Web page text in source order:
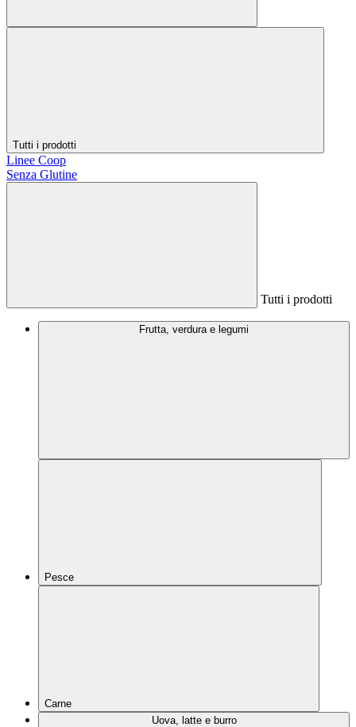
Tutti i prodotti
Linee Coop
Senza Glutine
Tutti i prodotti
Frutta, verdura e legumi
Pesce
Carne
Uova, latte e burro